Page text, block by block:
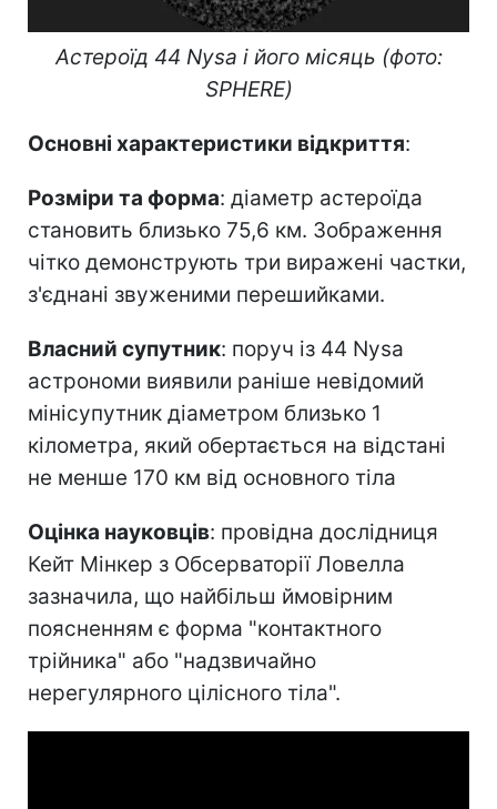
Астероїд 44 Nysa і його місяць (фото:
SPHERE)
Основні характеристики відкриття:
Розміри та форма: діаметр астероїда
становить близько 75,6 км. Зображення
чітко демонструють три виражені частки,
з'єднані звуженими перешийками.
Власний супутник: поруч із 44 Nysa
астрономи виявили раніше невідомий
мінісупутник діаметром близько 1
кілометра, який обертається на відстані
не менше 170 км від основного тіла
Оцінка науковців: провідна дослідниця
Кейт Мінкер з Обсерваторії Ловелла
зазначила, що найбільш ймовірним
поясненням є форма "контактного
трійника" або "надзвичайно
нерегулярного цілісного тіла".